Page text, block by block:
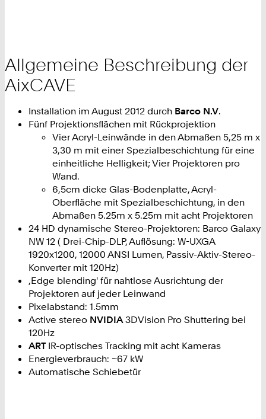
Allgemeine Beschreibung der
AixCAVE
Installation im August 2012 durch Barco N.V.
Fünf Projektionsflächen mit Rückprojektion
Vier Acryl-Leinwände in den Abmaßen 5,25 m x
3,30 m mit einer Spezialbeschichtung für eine
einheitliche Helligkeit; Vier Projektoren pro
Wand.
6,5cm dicke Glas-Bodenplatte, Acryl-
Oberfläche mit Spezialbeschichtung, in den
Abmaßen 5.25m x 5.25m mit acht Projektoren
24 HD dynamische Stereo-Projektoren: Barco Galaxy
NW 12 ( Drei-Chip-DLP, Auflösung: W-UXGA
1920x1200, 12000 ANSI Lumen, Passiv-Aktiv-Stereo-
Konverter mit 120Hz)
‚Edge blending' für nahtlose Ausrichtung der
Projektoren auf jeder Leinwand
Pixelabstand: 1.5mm
Active stereo NVIDIA3DVision Pro Shuttering bei
120Hz
ART IR-optisches Tracking mit acht Kameras
Energieverbrauch: ~67 kW
Automatische Schiebetür